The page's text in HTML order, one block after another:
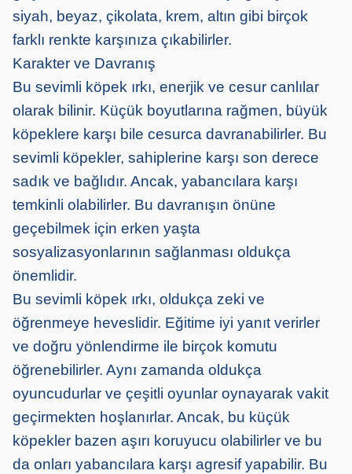
siyah, beyaz, çikolata, krem, altın gibi birçok
farklı renkte karşınıza çıkabilirler.
Karakter ve Davranış
Bu sevimli köpek ırkı, enerjik ve cesur canlılar
olarak bilinir. Küçük boyutlarına rağmen, büyük
köpeklere karşı bile cesurca davranabilirler. Bu
sevimli köpekler, sahiplerine karşı son derece
sadık ve bağlıdır. Ancak, yabancılara karşı
temkinli olabilirler. Bu davranışın önüne
geçebilmek için erken yaşta
sosyalizasyonlarının sağlanması oldukça
önemlidir.
Bu sevimli köpek ırkı, oldukça zeki ve
öğrenmeye heveslidir. Eğitime iyi yanıt verirler
ve doğru yönlendirme ile birçok komutu
öğrenebilirler. Aynı zamanda oldukça
oyuncudurlar ve çeşitli oyunlar oynayarak vakit
geçirmekten hoşlanırlar. Ancak, bu küçük
köpekler bazen aşırı koruyucu olabilirler ve bu
da onları yabancılara karşı agresif yapabilir. Bu